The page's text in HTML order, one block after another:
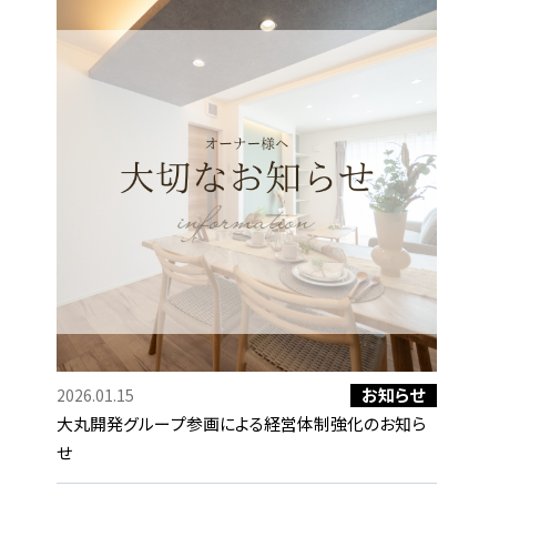
2026.01.15
お知らせ
大丸開発グループ参画による経営体制強化のお知ら
せ